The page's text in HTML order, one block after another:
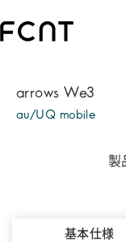
arrows We3
au/UQ mobile
製
基本仕様